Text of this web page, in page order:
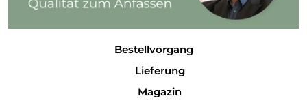
Bestellvorgang
Lieferung
Magazin